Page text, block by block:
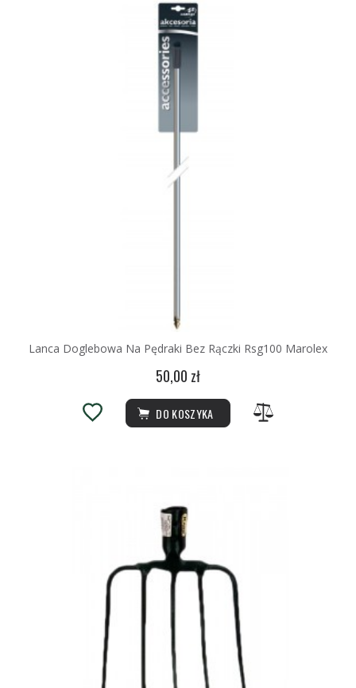
Lanca Doglebowa Na Pędraki Bez Rączki Rsg100 Marolex
50,00 zł
DO KOSZYKA